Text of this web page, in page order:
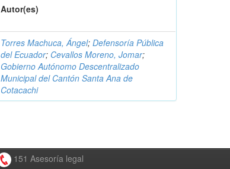
Autor(es)
Torres Machuca, Ángel;Defensoría Pública
del Ecuador; Cevallos Moreno, Jomar;
Gobierno Autónomo Descentralizado
Municipal del Cantón Santa Ana de
Cotacachi
151 Asesoría legal